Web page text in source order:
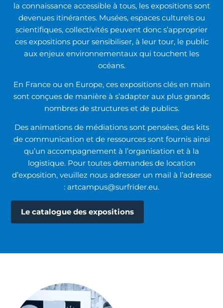
la connaissance accessible à tous, les expositions sont
devenues itinérantes. Musées, espaces culturels ou
scientifiques, collectivités peuvent donc s’approprier
ces expositions pour sensibiliser, à leur tour, le public
aux enjeux environnementaux qui touchent les
océans.
En France ou en Europe, ces expositions clés en main
sont conçues de manière à s’adapter aux plus grands
nombres de structures et de publics.
Des animations de médiations sont pensées, des kits
de communication et de ressources sont fournis ainsi
qu’un accompagnement à l’organisation et à la
logistique. Pour toutes demandes de location
d’exposition, veuillez nous adresser un mail à l’adresse
: artcampus@surfrider.eu.
Le catalogue des expositions